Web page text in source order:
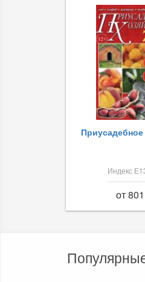
Приусадебное
Индекс
от